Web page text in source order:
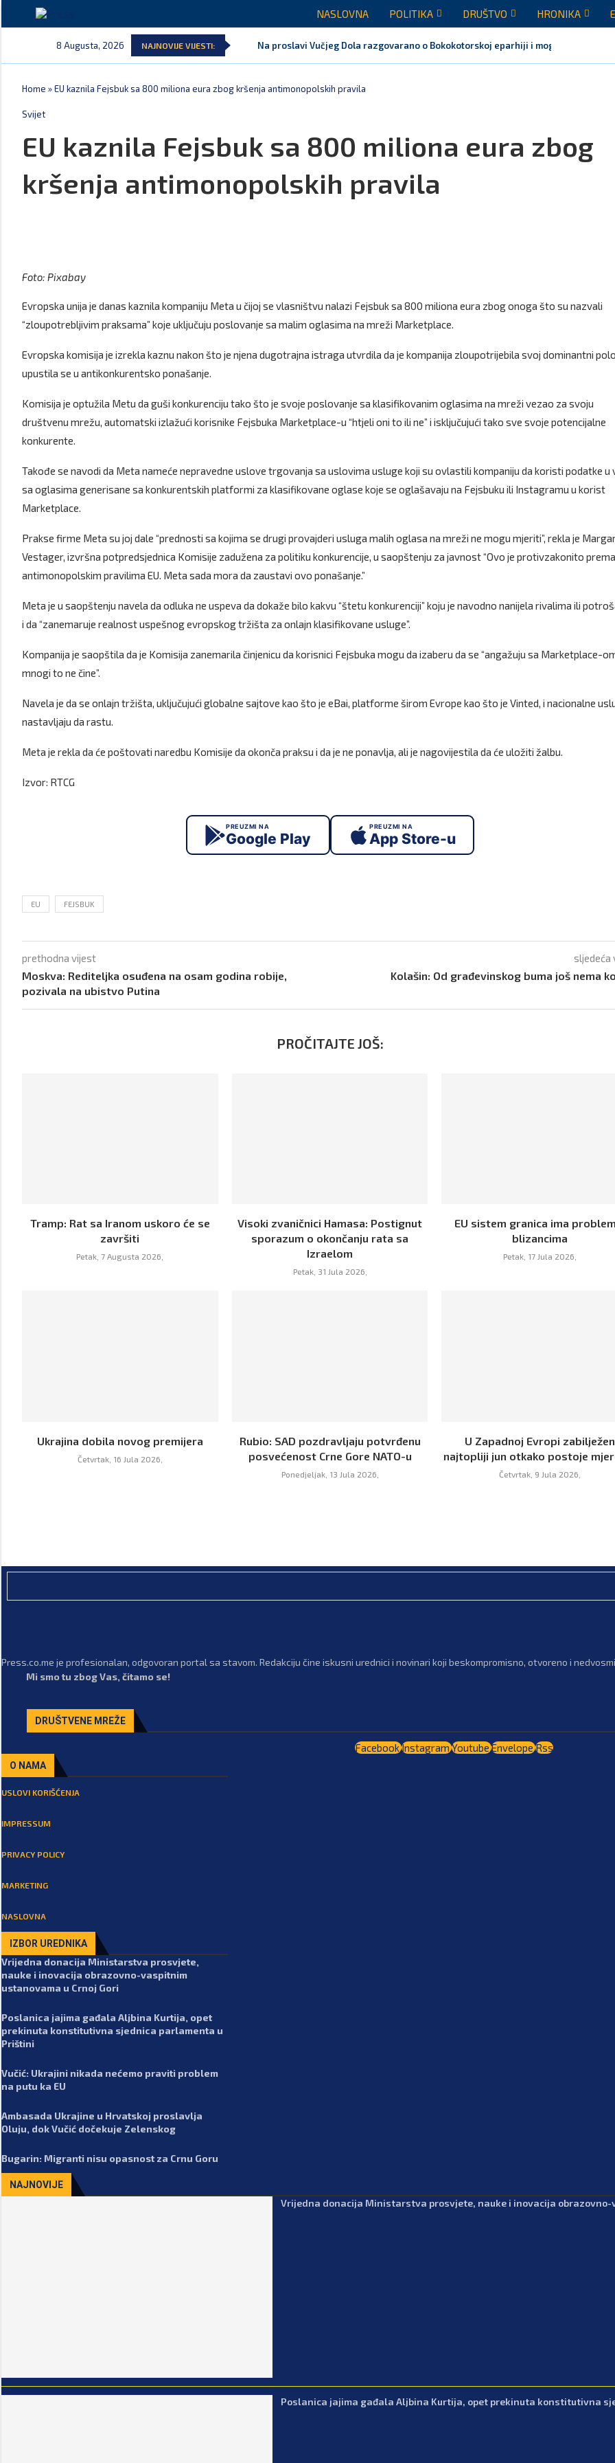
NASLOVNA POLITIKA DRUŠTVO HRONIKA
8 Augusta, 2026 NAJNOVIJE VIJESTI: Na proslavi Vučjeg Dola razgovarano o Bokokotorskoj eparhiji i mogućem
Home »EU kaznila Fejsbuk sa 800 miliona eura zbog kršenja antimonopolskih pravila
Svijet
EU kaznila Fejsbuk sa 800 miliona eura zbog
kršenja antimonopolskih pravila
Foto: Pixabay
Evropska unija je danas kaznila kompaniju Meta u čijoj se vlasništvu nalazi Fejsbuk sa 800 miliona eura zbog onoga što su nazvali
“zloupotrebljivim praksama” koje uključuju poslovanje sa malim oglasima na mreži Marketplace.
Evropska komisija je izrekla kaznu nakon što je njena dugotrajna istraga utvrdila da je kompanija zloupotrijebila svoj dominantni
upustila se u antikonkurentsko ponašanje.
Komisija je optužila Metu da guši konkurenciju tako što je svoje poslovanje sa klasifikovanim oglasima na mreži vezao za svoju
društvenu mrežu, automatski izlažući korisnike Fejsbuka Marketplace-u “htjeli oni to ili ne” i isključujući tako sve svoje potencijalne
konkurente.
Takođe se navodi da Meta nameće nepravedne uslove trgovanja sa uslovima usluge koji su ovlastili kompaniju da koristi podatke u
sa oglasima generisane sa konkurentskih platformi za klasifikovane oglase koje se oglašavaju na Fejsbuku ili Instagramu u korist
Marketplace.
Prakse firme Meta su joj dale “prednosti sa kojima se drugi provajderi usluga malih oglasa na mreži ne mogu mjeriti”, rekla je
Vestager, izvršna potpredsjednica Komisije zadužena za politiku konkurencije, u saopštenju za javnost “Ovo je protivzakonito prema
antimonopolskim pravilima EU. Meta sada mora da zaustavi ovo ponašanje.”
Meta je u saopštenju navela da odluka ne uspeva da dokaže bilo kakvu “štetu konkurenciji” koju je navodno nanijela rivalima ili
i da “zanemaruje realnost uspešnog evropskog tržišta za onlajn klasifikovane usluge”.
Kompanija je saopštila da je Komisija zanemarila činjenicu da korisnici Fejsbuka mogu da izaberu da se “angažuju sa Marketplace-
mnogi to ne čine”.
Navela je da se onlajn tržišta, uključujući globalne sajtove kao što je eBai, platforme širom Evrope kao što je Vinted, i nacionalne
nastavljaju da rastu.
Meta je rekla da će poštovati naredbu Komisije da okonča praksu i da je ne ponavlja, ali je nagovijestila da će uložiti žalbu.
Izvor: RTCG
PREUZMI NA
Google Play
PREUZMI NA
App Store-u
EU FEJSBUK
prethodna vijest
Moskva: Rediteljka osuđena na osam godina robije,
pozivala na ubistvo Putina
sljedeća
Kolašin: Od građevinskog buma još nema
PROČITAJTE JOŠ:
Tramp: Rat sa Iranom uskoro će se
završiti
Petak, 7 Augusta 2026,
Visoki zvaničnici Hamasa: Postignut
sporazum o okončanju rata sa
Izraelom
Petak, 31 Jula 2026,
EU sistem granica ima
blizancima
Petak, 17 Jula 2026,
Ukrajina dobila novog premijera
Četvrtak, 16 Jula 2026,
Rubio: SAD pozdravljaju potvrđenu
posvećenost Crne Gore NATO-u
Ponedjeljak, 13 Jula 2026,
U Zapadnoj Evropi zabilježen
najtopliji jun otkako postoje
Četvrtak, 9 Jula 2026,
Press.co.me je profesionalan, odgovoran portal sa stavom. Redakciju čine iskusni urednici i novinari koji beskompromisno, otvoreno i
Mi smo tu zbog Vas, čitamo se!
DRUŠTVENE MREŽE
FacebookInstagramYoutubeEnvelopeRss
O NAMA
USLOVI KORIŠĆENJA
IMPRESSUM
PRIVACY POLICY
MARKETING
NASLOVNA
IZBOR UREDNIKA
Vrijedna donacija Ministarstva prosvjete,
nauke i inovacija obrazovno-vaspitnim
ustanovama u Crnoj Gori
Poslanica jajima gađala Aljbina Kurtija, opet
prekinuta konstitutivna sjednica parlamenta u
Prištini
Vučić: Ukrajini nikada nećemo praviti problem
na putu ka EU
Ambasada Ukrajine u Hrvatskoj proslavlja
Oluju, dok Vučić dočekuje Zelenskog
Bugarin: Migranti nisu opasnost za Crnu Goru
NAJNOVIJE
Vrijedna donacija Ministarstva prosvjete, nauke i inovacija obrazovno-
Poslanica jajima gađala Aljbina Kurtija, opet prekinuta konstitutivna